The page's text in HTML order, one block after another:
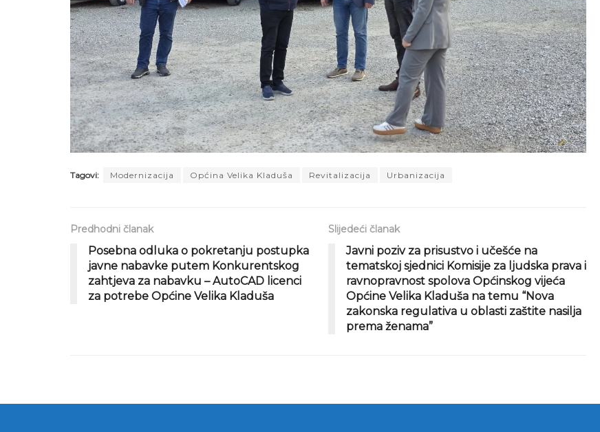
Tagovi: Modernizacija Općina Velika Kladuša Revitalizacija Urbanizacija
Predhodni članak
Posebna odluka o pokretanju postupka
javne nabavke putem Konkurentskog
zahtjeva za nabavku – AutoCAD licenci
za potrebe Općine Velika Kladuša
Slijedeći članak
Javni poziv za prisustvo i učešće na
tematskoj sjednici Komisije za ljudska prava i
ravnopravnost spolova Općinskog vijeća
Općine Velika Kladuša na temu “Nova
zakonska regulativa u oblasti zaštite nasilja
prema ženama”